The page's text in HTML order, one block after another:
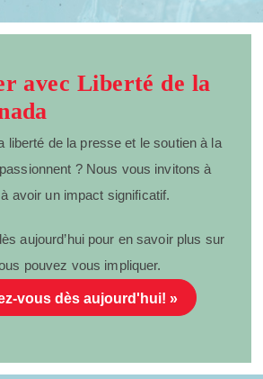
avec Liberté de la
liberté de la presse et le soutien à la
? Nous vous invitons à
avoir un impact significatif.
aujourd’hui pour en savoir plus sur
pouvez vous impliquer.
vous dès aujourd'hui! »